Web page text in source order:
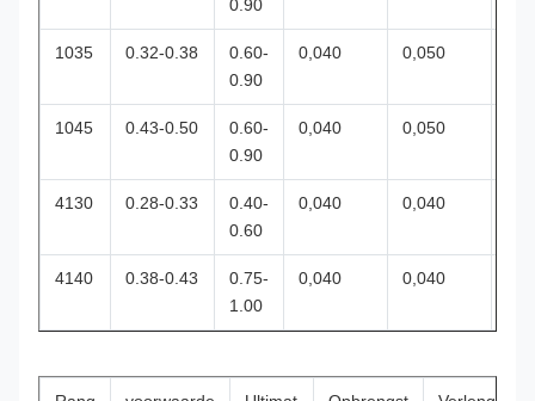
0.90
1035 0.32-0.38
0.60-
0.90
0,040 0,050
1045 0.43-0.50
0.60-
0.90
0,040 0,050
4130 0.28-0.33
0.40-
0.60
0,040 0,040
4140 0.38-0.43
0.75-
1.00
0,040 0,040